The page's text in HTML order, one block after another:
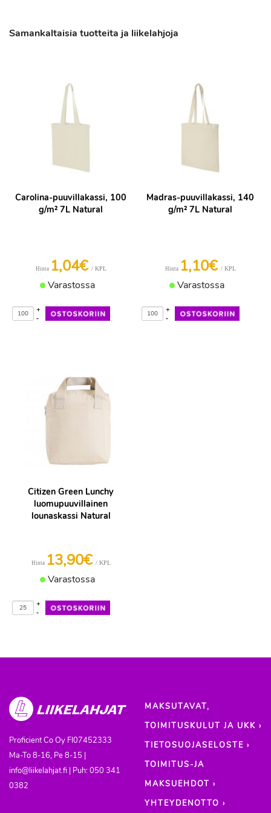
Samankaltaisia tuotteita ja liikelahjoja
Carolina-puuvillakassi, 100
g/m² 7L Natural
Hinta 1,04€ / KPL
Varastossa
-
+
Madras-puuvillakassi, 140
g/m² 7L Natural
Hinta 1,10€ / KPL
Varastossa
-
+
Citizen Green Lunchy
luomupuuvillainen
lounaskassi Natural
Hinta 13,90€ / KPL
Varastossa
-
+
Proficient Co Oy FI07452333
Ma-To 8-16, Pe 8-15 |
info@liikelahjat.fi | Puh: 050 341
0382
MAKSUTAVAT,
TOIMITUSKULUT JA UKK ›
TIETOSUOJASELOSTE ›
TOIMITUS-JA
MAKSUEHDOT ›
YHTEYDENOTTO ›